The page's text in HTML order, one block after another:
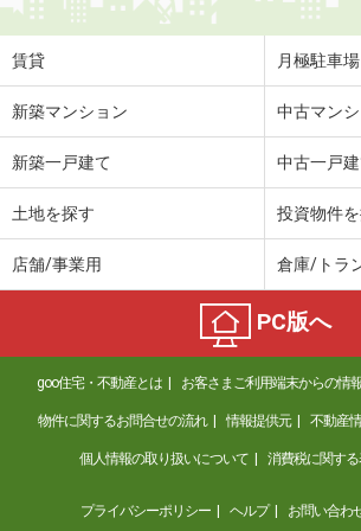
賃貸 月極駐車場
新築マンション 中古マン
新築一戸建て 中古一戸
土地を探す 投資物件
店舗/事業用 倉庫/トラ
PC版へ
goo住宅・不動産とは お客さまご利用端末からの情
物件に関するお問合せの流れ 情報提供元 不動産
個人情報の取り扱いについて 消費税に関す
プライバシーポリシー ヘルプ お問い合わ